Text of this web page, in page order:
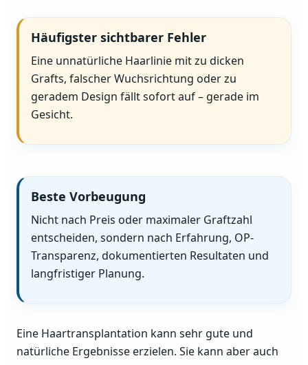
Häufigster sichtbarer Fehler
Eine unnatürliche Haarlinie mit zu dicken
Grafts, falscher Wuchsrichtung oder zu
geradem Design fällt sofort auf – gerade im
Gesicht.
Beste Vorbeugung
Nicht nach Preis oder maximaler Graftzahl
entscheiden, sondern nach Erfahrung, OP-
Transparenz, dokumentierten Resultaten und
langfristiger Planung.
Eine Haartransplantation kann sehr gute und
natürliche Ergebnisse erzielen. Sie kann aber auch